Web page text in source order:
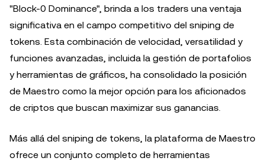
"Block-0 Dominance", brinda a los traders una ventaja
significativa en el campo competitivo del sniping de
tokens. Esta combinación de velocidad, versatilidad y
funciones avanzadas, incluida la gestión de portafolios
y herramientas de gráficos, ha consolidado la posición
de Maestro como la mejor opción para los aficionados
de criptos que buscan maximizar sus ganancias.
Más allá del sniping de tokens, la plataforma de Maestro
ofrece un conjunto completo de herramientas